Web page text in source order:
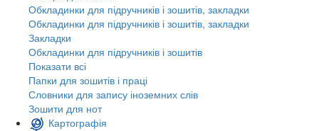
Обкладинки для підручників і зошитів, закладки
Обкладинки для підручників і зошитів, закладки
Закладки
Обкладинки для підручників і зошитів
Показати всі
Папки для зошитів і праці
Словники для запису іноземних слів
Зошити для нот
Картографія